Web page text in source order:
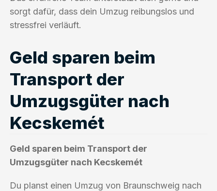
sorgt dafür, dass dein Umzug reibungslos und
stressfrei verläuft.
Geld sparen beim
Transport der
Umzugsgüter nach
Kecskemét
Geld sparen beim Transport der
Umzugsgüter nach Kecskemét
Du planst einen Umzug von Braunschweig nach